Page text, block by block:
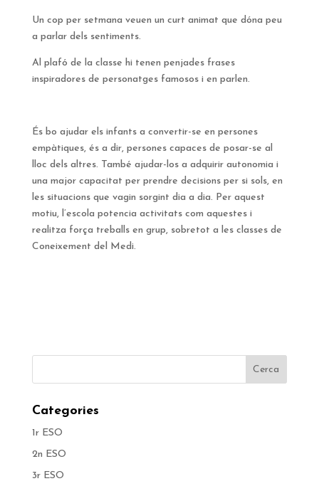
Un cop per setmana veuen un curt animat que dóna peu
a parlar dels sentiments.
Al plafó de la classe hi tenen penjades frases
inspiradores de personatges famosos i en parlen.
És bo ajudar els infants a convertir-se en persones
empàtiques, és a dir, persones capaces de posar-se al
lloc dels altres. També ajudar-los a adquirir autonomia i
una major capacitat per prendre decisions per si sols, en
les situacions que vagin sorgint dia a dia. Per aquest
motiu, l’escola potencia activitats com aquestes i
realitza força treballs en grup, sobretot a les classes de
Coneixement del Medi.
Categories
1r ESO
2n ESO
3r ESO